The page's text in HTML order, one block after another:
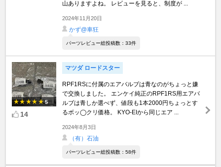
山ありますよね。 レビューを見ると、制度が ...
2024年11月20日
かず@車狂
パーツレビュー総投稿数：33件
5
14
マツダ ロードスター
RPF1RSに付属のエアバルブは青なのがちょっと嫌
で交換しました。 エンケイ純正のRPF1RS用エアバ
ルブは青しか選べず、値段も1本2000円ちょっとす
るボッ◯クリ価格。 KYO-EIから同じエア ...
2024年8月3日
（有）石油
パーツレビュー総投稿数：58件